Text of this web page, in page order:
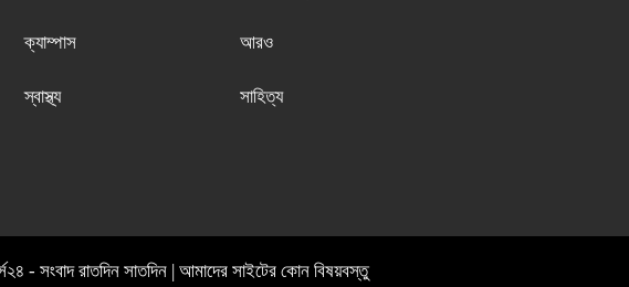
ক্যাম্পাস আরও
স্বাস্থ্য সাহিত্য
- সংবাদ রাতদিন সাতদিন | আমাদের সাইটের কোন বিষয়বস্তু